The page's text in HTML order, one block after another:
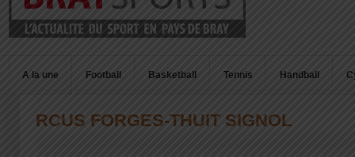
A la une Football Basketball Tennis Handball
RCUS FORGES-THUIT SIGNOL